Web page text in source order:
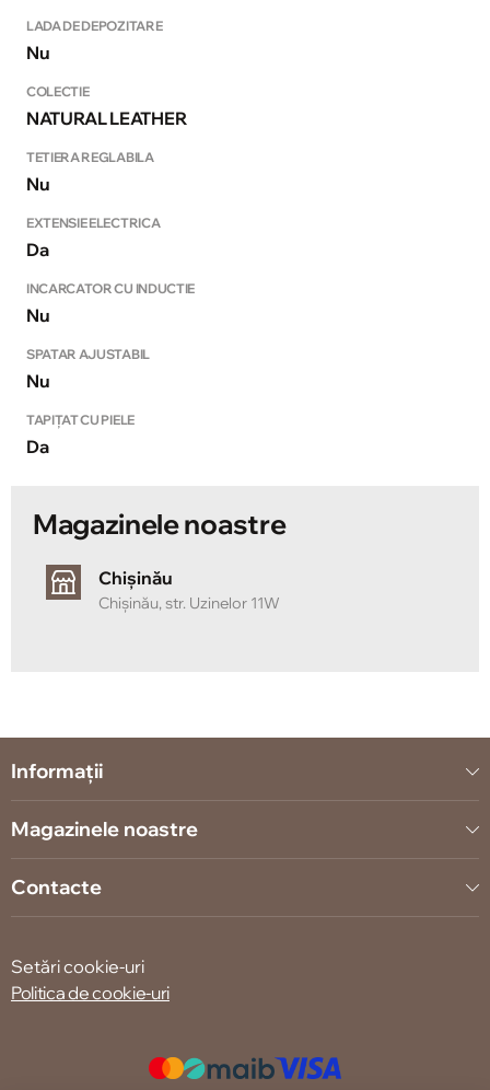
LADA DE DEPOZITARE
Nu
COLECTIE
NATURAL LEATHER
TETIERA REGLABILA
Nu
EXTENSIE ELECTRICA
Da
INCARCATOR CU INDUCTIE
Nu
SPATAR AJUSTABIL
Nu
TAPIȚAT CU PIELE
Da
Magazinele noastre
Chișinău
Chișinău, str. Uzinelor 11W
Informații
Magazinele noastre
Contacte
Setări cookie-uri
Politica de cookie-uri